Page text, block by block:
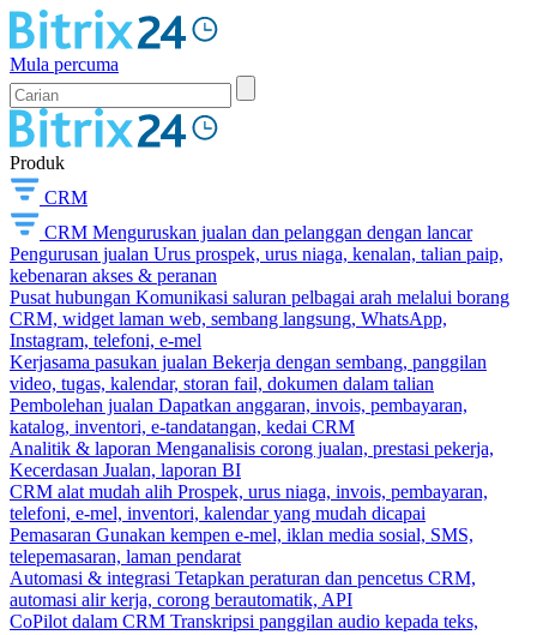
Mula percuma
Produk
CRM
CRM Menguruskan jualan dan pelanggan dengan lancar
Pengurusan jualan Urus prospek, urus niaga, kenalan, talian paip,
kebenaran akses & peranan
Pusat hubungan Komunikasi saluran pelbagai arah melalui borang
CRM, widget laman web, sembang langsung, WhatsApp,
Instagram, telefoni, e-mel
Kerjasama pasukan jualan Bekerja dengan sembang, panggilan
video, tugas, kalendar, storan fail, dokumen dalam talian
Pembolehan jualan Dapatkan anggaran, invois, pembayaran,
katalog, inventori, e-tandatangan, kedai CRM
Analitik & laporan Menganalisis corong jualan, prestasi pekerja,
Kecerdasan Jualan, laporan BI
CRM alat mudah alih Prospek, urus niaga, invois, pembayaran,
telefoni, e-mel, inventori, kalendar yang mudah dicapai
Pemasaran Gunakan kempen e-mel, iklan media sosial, SMS,
telepemasaran, laman pendarat
Automasi & integrasi Tetapkan peraturan dan pencetus CRM,
automasi alir kerja, corong berautomatik, API
CoPilot dalam CRM Transkripsi panggilan audio kepada teks,